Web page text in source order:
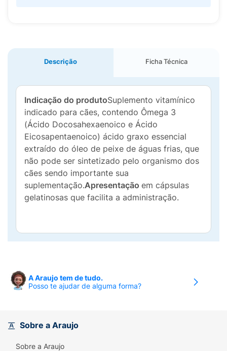
Descrição Ficha Técnica
Indicação do produtoSuplemento vitamínico
indicado para cães, contendo Ômega 3
(Ácido Docosahexaenoico e Ácido
Eicosapentaenoico) ácido graxo essencial
extraído do óleo de peixe de águas frias, que
não pode ser sintetizado pelo organismo dos
cães sendo importante sua
suplementação.Apresentação em cápsulas
gelatinosas que facilita a administração.
A Araujo tem de tudo.
Posso te ajudar de alguma forma?
Sobre a Araujo
Sobre a Araujo